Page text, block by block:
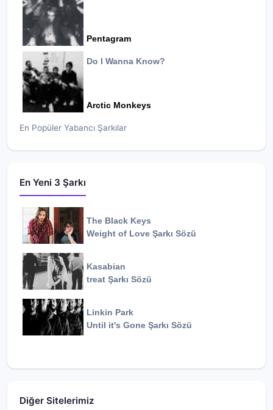
Pentagram
Do I Wanna Know?
Arctic Monkeys
En Popüler Yabancı Şarkılar
En Yeni 3 Şarkı
The Black Keys
Weight of Love Şarkı Sözü
Kasabian
treat Şarkı Sözü
Linkin Park
Until it's Gone Şarkı Sözü
Diğer Sitelerimiz